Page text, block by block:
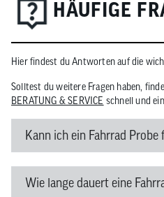
HÄUFIGE
Hier findest du Antworten auf die
Solltest du weitere Fragen haben,
BERATUNG & SERVICE schnell und
Kann ich ein Fahrrad Probe
Wie lange dauert eine